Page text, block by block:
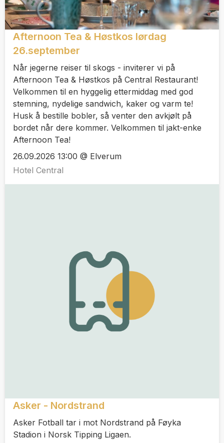
Afternoon Tea & Høstkos lørdag
26.september
Når jegerne reiser til skogs - inviterer vi på
Afternoon Tea & Høstkos på Central Restaurant!
Velkommen til en hyggelig ettermiddag med god
stemning, nydelige sandwich, kaker og varm te!
Husk å bestille bobler, så venter den avkjølt på
bordet når dere kommer. Velkommen til jakt-enke
Afternoon Tea!
26.09.2026 13:00 @ Elverum
Hotel Central
Asker - Nordstrand
Asker Fotball tar i mot Nordstrand på Føyka
Stadion i Norsk Tipping Ligaen.